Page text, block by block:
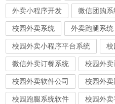
外卖小程序开发 微信团购系
校园外卖系统 外卖跑腿系统
校园外卖小程序平台系统 校
微信外卖订餐系统 校园外
校园外卖软件公司 校园外
校园跑腿系统软件 校园外